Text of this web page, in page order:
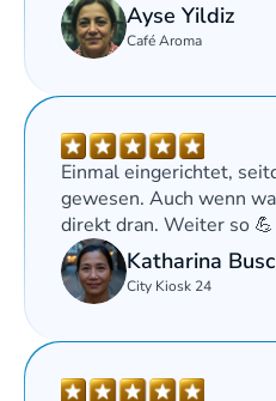
Ayse Yildiz
Café Aroma
Einmal eingerichtet,
gewesen. Auch wenn
direkt dran. Weiter so 💪
Katharina
City Kiosk 24